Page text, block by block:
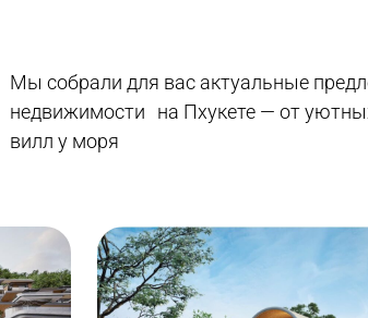
Мы собрали для вас актуальные
недвижимости на Пхукете — от
вилл у моря